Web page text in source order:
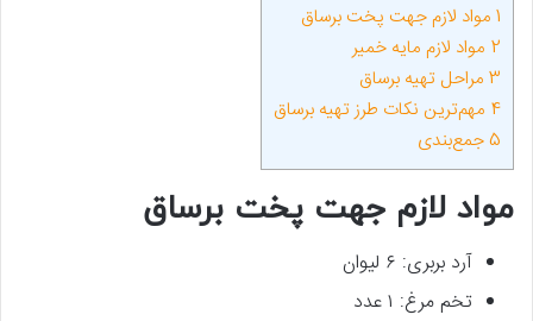
1 مواد لازم جهت پخت برساق
2 مواد لازم مایه خمیر
3 مراحل تهیه برساق
4 مهم‌ترین نکات طرز تهیه برساق
5جمع‌بندی
مواد لازم جهت پخت برساق
آرد بربری: ۶ لیوان
تخم مرغ: ۱ عدد